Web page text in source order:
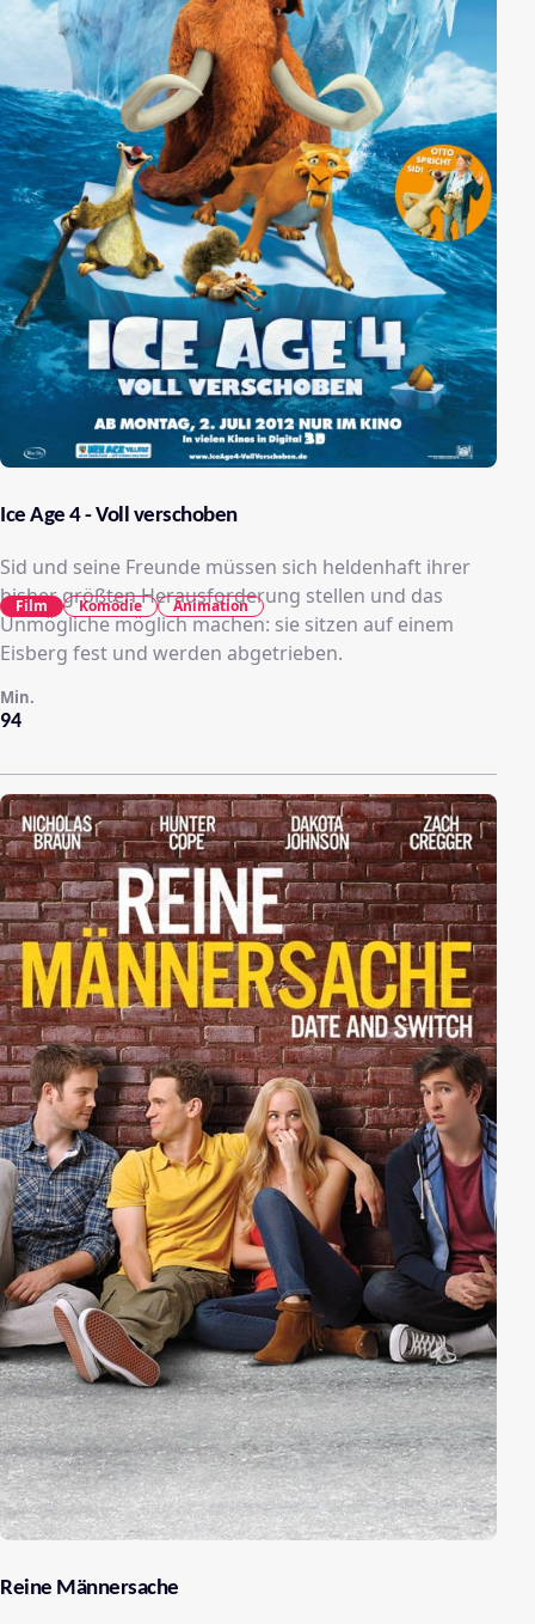
Ice Age 4 - Voll verschoben
Sid und seine Freunde müssen sich heldenhaft ihrer
bisher größten Herausforderung stellen und das
Unmögliche möglich machen: sie sitzen auf einem
Eisberg fest und werden abgetrieben.
94
Min.
Film Komödie Animation
Reine Männersache